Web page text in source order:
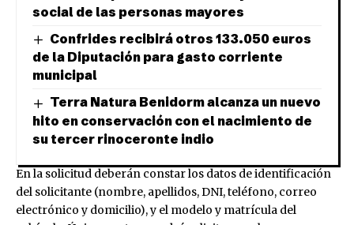
social de las personas mayores
Confrides recibirá otros 133.050 euros
de la Diputación para gasto corriente
municipal
Terra Natura Benidorm alcanza un nuevo
hito en conservación con el nacimiento de
su tercer rinoceronte indio
En la solicitud deberán constar los datos de identificación
del solicitante (nombre, apellidos, DNI, teléfono, correo
electrónico y domicilio), y el modelo y matrícula del